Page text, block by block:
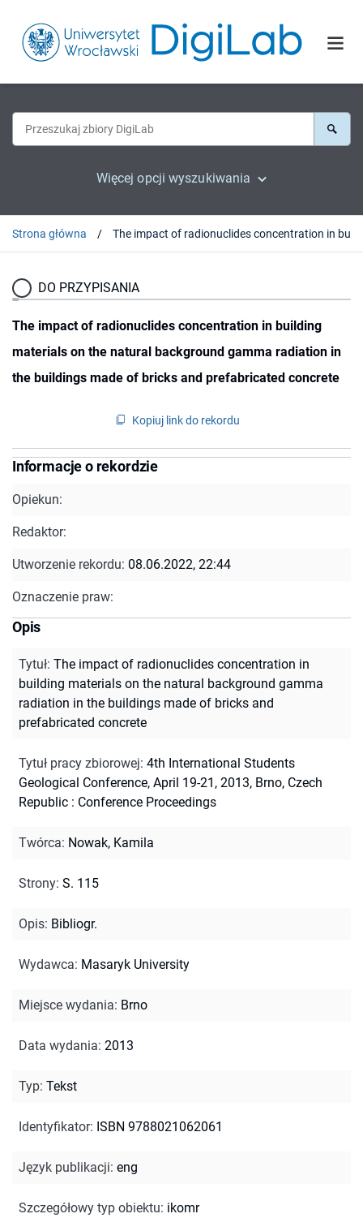
Więcej opcji wyszukiwania
Strona główna
DO PRZYPISANIA
The impact of radionuclides concentration in building
materials on the natural background gamma radiation in
the buildings made of bricks and prefabricated concrete
Kopiuj link do rekordu
Informacje o rekordzie
Opiekun:
Redaktor:
Utworzenie rekordu: 08.06.2022, 22:44
Oznaczenie praw:
Opis
Tytuł: The impact of radionuclides concentration in
building materials on the natural background gamma
radiation in the buildings made of bricks and
prefabricated concrete
Tytuł pracy zbiorowej: 4th International Students
Geological Conference, April 19-21, 2013, Brno, Czech
Republic : Conference Proceedings
Twórca: Nowak, Kamila
Strony: S. 115
Opis: Bibliogr.
Wydawca: Masaryk University
Miejsce wydania: Brno
Data wydania: 2013
Typ: Tekst
Identyfikator: ISBN 9788021062061
Język publikacji: eng
Szczegółowy typ obiektu: ikomr